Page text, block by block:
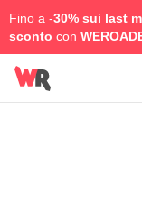
Fino a -30% sui last
sconto con